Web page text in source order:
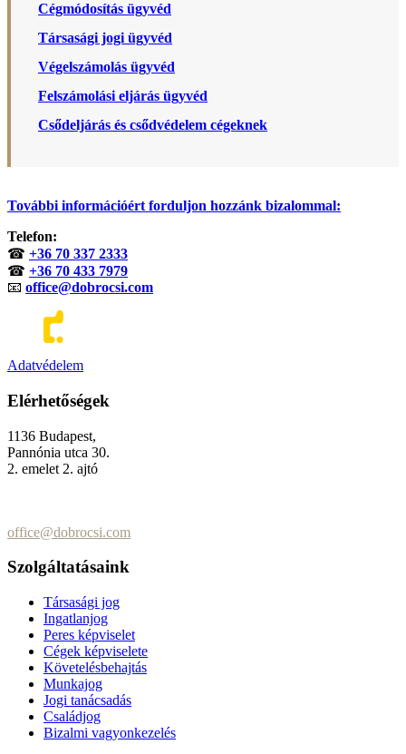
Cégmódosítás ügyvéd
Társasági jogi ügyvéd
Végelszámolás ügyvéd
Felszámolási eljárás ügyvéd
Csődeljárás és csődvédelem cégeknek
További információért forduljon hozzánk bizalommal:
Telefon:
☎ +36 70 337 2333
☎ +36 70 433 7979
📧 office@dobrocsi.com
Adatvédelem
Elérhetőségek
1136 Budapest,
Pannónia utca 30.
2. emelet 2. ajtó
office@dobrocsi.com
Szolgáltatásaink
Társasági jog
Ingatlanjog
Peres képviselet
Cégek képviselete
Követelésbehajtás
Munkajog
Jogi tanácsadás
Családjog
Bizalmi vagyonkezelés